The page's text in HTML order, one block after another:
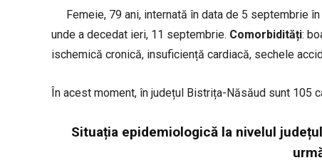
Femeie, 79 ani, internată în data de 5 septembrie
unde a decedat ieri, 11 septembrie. Comorbidități:
ischemică cronică, insuficiență cardiacă, sechele
În acest moment, în județul Bistrița-Năsăud sunt 105
Situația epidemiologică la nivelul